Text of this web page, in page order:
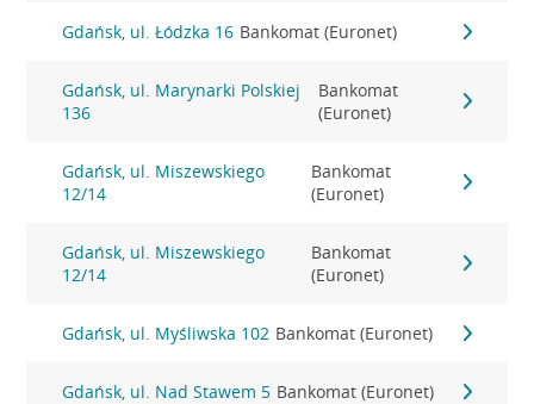
Gdańsk, ul. Łódzka 16 Bankomat (Euronet)
Gdańsk, ul. Marynarki Polskiej
136
Bankomat
(Euronet)
Gdańsk, ul. Miszewskiego
12/14
Bankomat
(Euronet)
Gdańsk, ul. Miszewskiego
12/14
Bankomat
(Euronet)
Gdańsk, ul. Myśliwska 102 Bankomat (Euronet)
Gdańsk, ul. Nad Stawem 5 Bankomat (Euronet)